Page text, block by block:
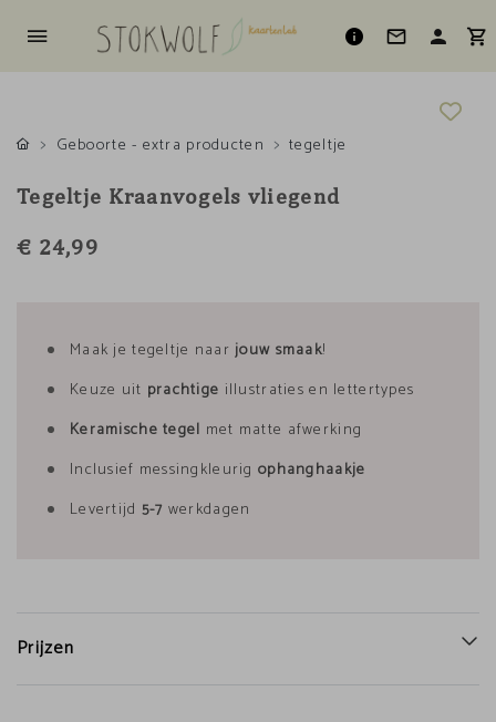
Geboorte - extra producten
tegeltje
Tegeltje Kraanvogels vliegend
€ 24,99
Maak je tegeltje naar jouw smaak!
Keuze uit prachtige illustraties en lettertypes
Keramische tegel met matte afwerking
Inclusief messingkleurig ophanghaakje
Levertijd 5-7 werkdagen
Prijzen